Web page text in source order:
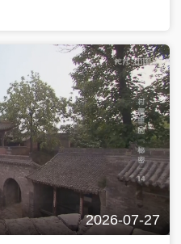
2026-07-27